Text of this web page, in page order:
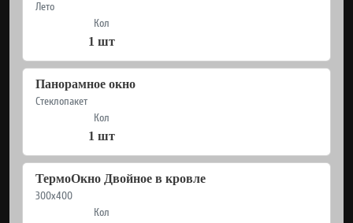
Лето
Кол
1 шт
Панорамное окно
Стеклопакет
Кол
1 шт
ТермоОкно Двойное в кровле
300х400
Кол